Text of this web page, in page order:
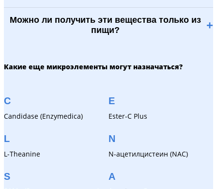
Можно ли получить эти вещества только из
пищи?
+
Какие еще микроэлементы могут назначаться?
C
Candidase (Enzymedica)
E
Ester-C Plus
L
L-Theanine
N
N-ацетилцистеин (NAC)
S А